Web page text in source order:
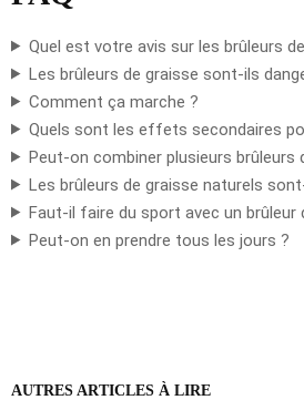
Quel est votre avis sur les brûleurs
Les brûleurs de graisse sont-ils
Comment ça marche ?
Quels sont les effets secondaires
Peut-on combiner plusieurs brûleurs
Les brûleurs de graisse naturels
Faut-il faire du sport avec un brûleur
Peut-on en prendre tous les jours ?
AUTRES ARTICLES À LIRE